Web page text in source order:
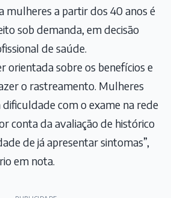
mulheres a partir dos 40 anos é
sob demanda, em decisão
de saúde.
orientada sobre os benefícios e
o rastreamento. Mulheres
com o exame na rede
conta da avaliação de histórico
de já apresentar sintomas”,
em nota.